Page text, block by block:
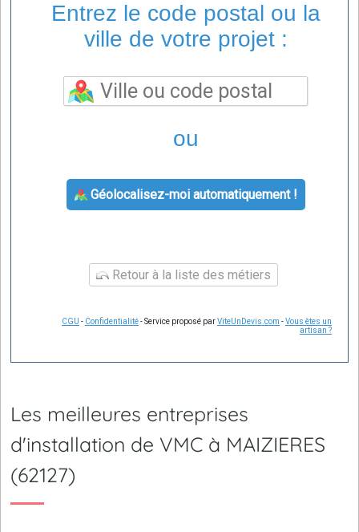
Entrez le code postal ou la
ville de votre projet :
ou
Géolocalisez-moi automatiquement !
Retour à la liste des métiers
CGU - Confidentialité- Service proposé parViteUnDevis.com -Vous êtes un
artisan ?
Les meilleures entreprises
d'installation de VMC à MAIZIERES
(62127)